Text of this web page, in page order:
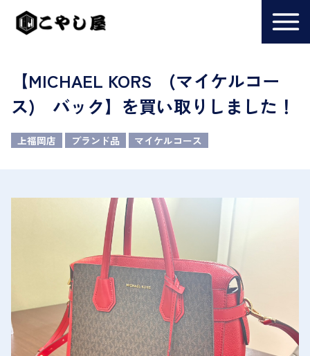
【MICHAEL KORS (マイケルコー
ス) バック】を買い取りしました！
上福岡店 ブランド品 マイケルコース